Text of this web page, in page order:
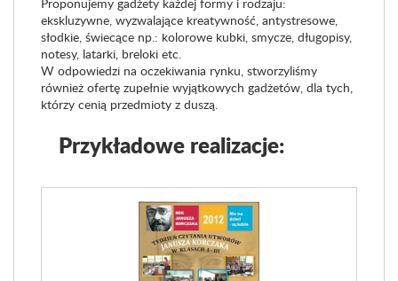
ekskluzywne, wyzwalające kreatywność, antystresowe,
słodkie, świecące np.: kolorowe kubki, smycze, długopisy,
notesy, latarki, breloki etc.
W odpowiedzi na oczekiwania rynku, stworzyliśmy
również ofertę zupełnie wyjątkowych gadżetów, dla tych,
którzy cenią przedmioty z duszą.
Przykładowe realizacje: